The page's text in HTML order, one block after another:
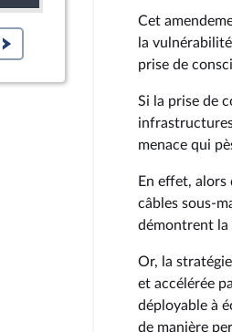
Cet
la
prise de
Si la prise de
menace qui
En effet,
câbles sous-
démontrent la
Or, la
et accélérée
déployable à
de manière